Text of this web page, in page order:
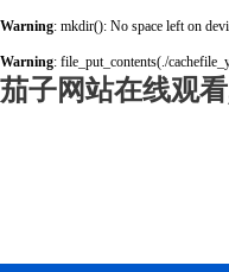
Warning: mkdir(): No space left on
Warning: file_put_contents(./
茄子网站在线观